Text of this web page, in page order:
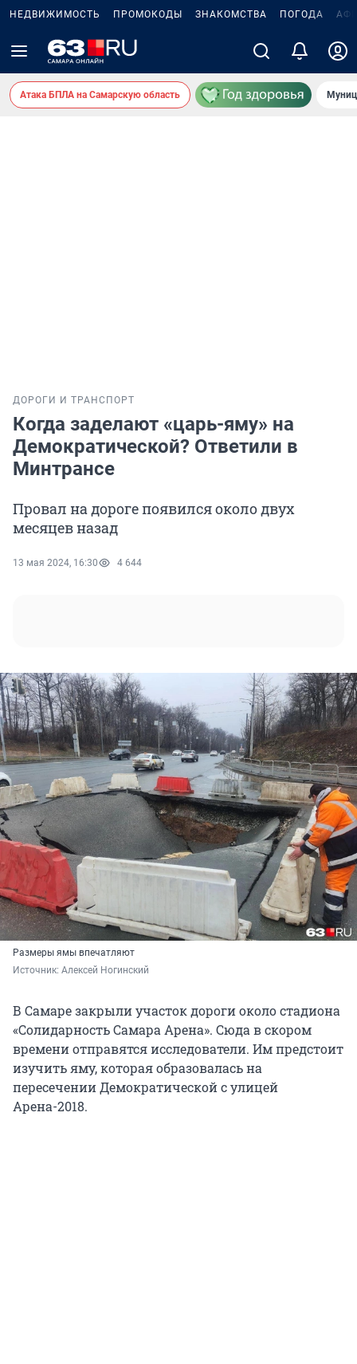
НЕДВИЖИМОСТЬ ПРОМОКОДЫ ЗНАКОМСТВА ПОГОДА
Атака БПЛА на Самарскую область
ДОРОГИ И ТРАНСПОРТ
Когда заделают «царь-яму» на
Демократической? Ответили в
Минтрансе
Провал на дороге появился около двух
месяцев назад
13 мая 2024, 16:30 4 644
Размеры ямы впечатляют
Источник: Алексей Ногинский
В Самаре закрыли участок дороги около стадиона
«Солидарность Самара Арена». Сюда в скором
времени отправятся исследователи. Им предстоит
изучить яму, которая образовалась на
пересечении Демократической с улицей
Арена-2018.